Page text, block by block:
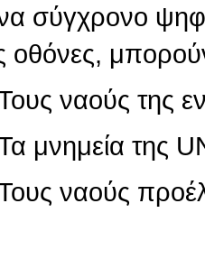
σύγχρονο
οθόνες,
της εντός
της